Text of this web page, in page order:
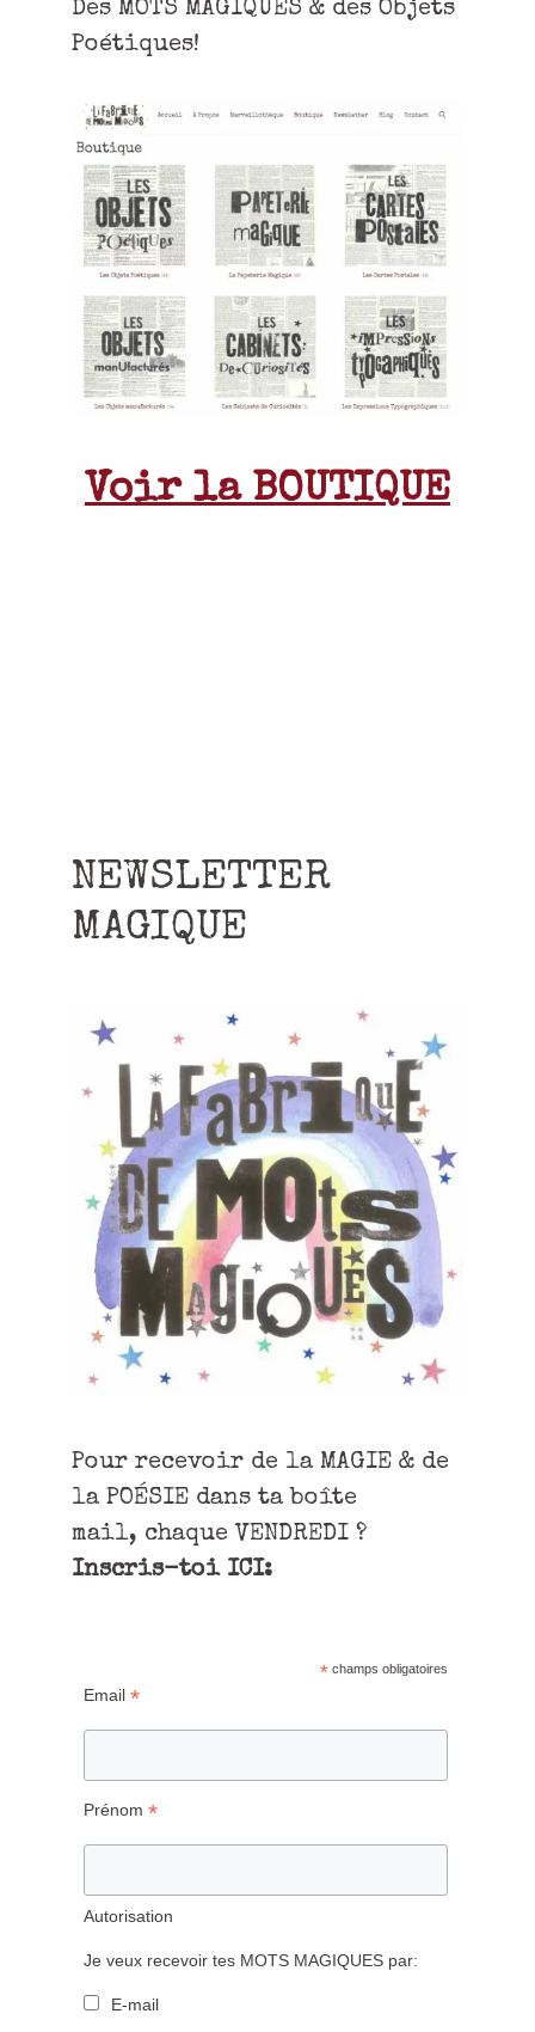
Des MOTS MAGIQUES & des Objets
Poétiques!
Voir la BOUTIQUE
NEWSLETTER
MAGIQUE
Pour recevoir de la MAGIE & de
la POÉSIE dans ta boîte
mail, chaque VENDREDI ?
Inscris-toi ICI:
* champs obligatoires
Email *
Prénom *
Autorisation
Je veux recevoir tes MOTS MAGIQUES par:
E-mail